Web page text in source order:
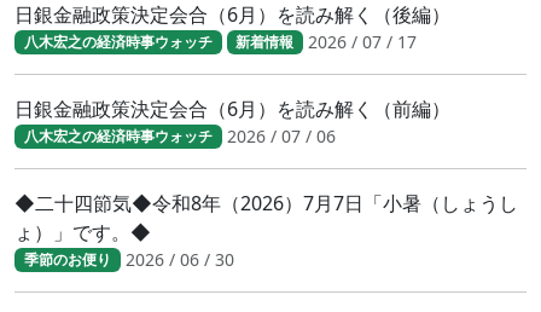
日銀金融政策決定会合（6月）を読み解く（後編）
八木宏之の経済時事ウォッチ 新着情報 2026 / 07 / 17
日銀金融政策決定会合（6月）を読み解く（前編）
八木宏之の経済時事ウォッチ 2026 / 07 / 06
◆二十四節気◆令和8年（2026）7月7日「小暑（しょうし
ょ）」です。◆
季節のお便り 2026 / 06 / 30